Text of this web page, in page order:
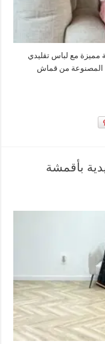
مميزة مع لباس تقليدي
المصنوعة من قماش
لمسة تقليدية بأقمشة